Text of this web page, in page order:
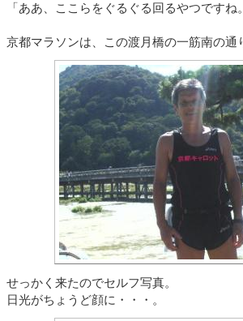
「ああ、ここらをぐるぐる回るやつですね
京都マラソンは、この渡月橋の一筋南の通
せっかく来たのでセルフ写真。
日光がちょうど顔に・・・。